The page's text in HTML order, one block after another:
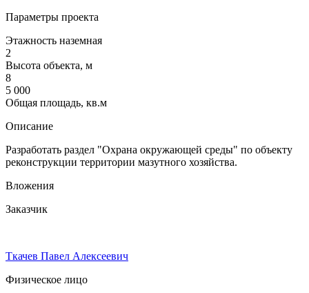
Параметры проекта
Этажность наземная
2
Высота объекта, м
8
5 000
Общая площадь, кв.м
Описание
Разработать раздел "Охрана окружающей среды" по объекту
реконструкции территории мазутного хозяйства.
Вложения
Заказчик
Ткачев Павел Алексеевич
Физическое лицо